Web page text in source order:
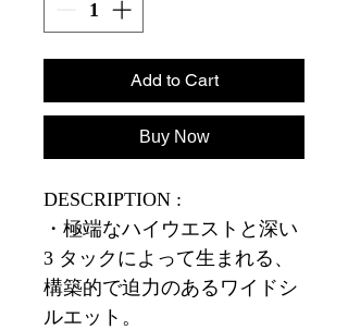
Add to Cart
Buy Now
DESCRIPTION :
・極端なハイウエストと深い
3 タックによって生まれる、
構築的で迫力のあるワイドシ
ルエット。